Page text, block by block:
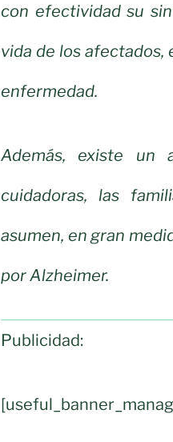
con efectividad su
vida de los afectados,
enfermedad.
Además, existe un
cuidadoras, las
asumen, en gran
por Alzheimer.
Publicidad: